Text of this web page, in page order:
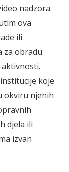
nadzora
ova
ili
za obradu
koje
okviru njenih
djela ili
izvan